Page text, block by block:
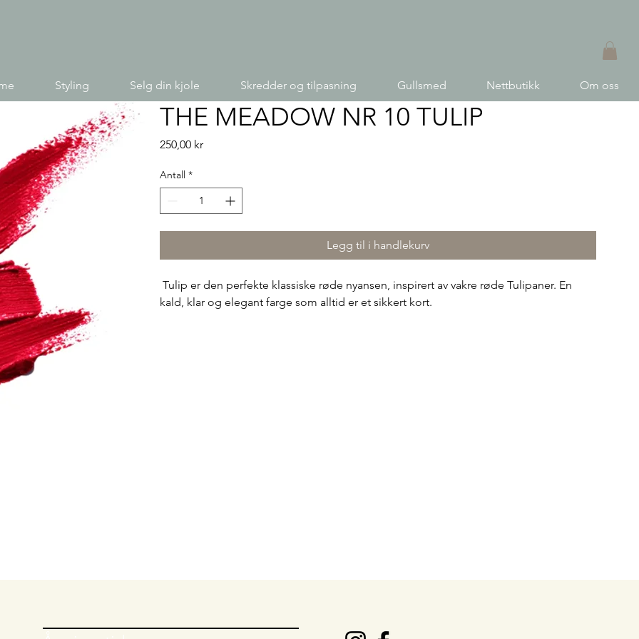
Styling Selg din kjole Skredder og tilpasning Gullsmed Nettbutikk Om oss
THE MEADOW NR 10 TULIP
250,00 krPris
Antall *
Legg til i handlekurv
Tulip er den perfekte klassiske røde nyansen, inspirert av vakre røde Tulipaner. En
kald, klar og elegant farge som alltid er et sikkert kort.